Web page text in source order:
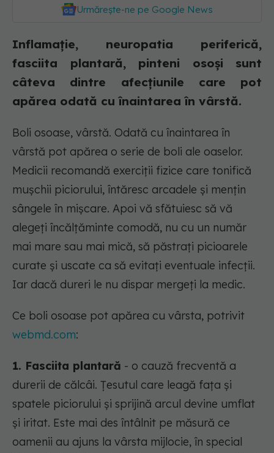
Urmărește-ne pe Google News
Inflamație, neuropatia periferică,
fasciita plantară, pinteni osoși sunt
câteva dintre afecțiunile care pot
apărea odată cu înaintarea în vârstă.
Boli osoase, vârstă. Odată cu înaintarea în
vârstă pot apărea o serie de boli ale oaselor.
Medicii recomandă exerciții fizice care tonifică
mușchii piciorului, întăresc arcadele și mențin
sângele în mișcare. Apoi vă sfătuiesc să vă
alegeți încălțăminte comodă, nu cu un număr
mai mare sau mai mică, să păstrați picioarele
curate și uscate ca să evitați eventuale infecții.
Iar dacă dureri le nu dispar mergeți la medic.
Ce boli osoase pot apărea cu vârsta, potrivit
webmd.com:
1. Fasciita plantară - o cauză frecventă a
durerii de călcâi. Țesutul care leagă fața și
spatele piciorului și sprijină arcul devine umflat
și iritat. Este mai des întâlnit pe măsură ce
oamenii au ajuns la vârsta mijlocie, în special